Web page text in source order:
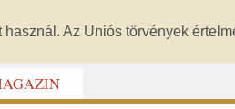
használ. Az Uniós törvények